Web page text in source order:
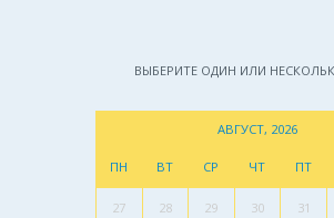
ВЫБЕРИТЕ ОДИН ИЛИ
АВГУСТ, 2026
ПН ВТ СР ЧТ ПТ
27 28 29 30 31